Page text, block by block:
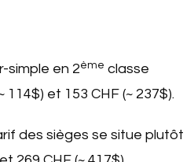
simple en 2ème classe
et 153 CHF (~ 237$).
des sièges se situe plutôt